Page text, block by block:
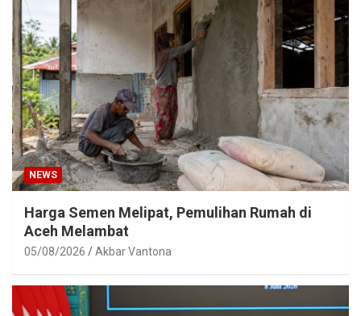
NEWS
Harga Semen Melipat, Pemulihan Rumah di
Aceh Melambat
05/08/2026 Akbar Vantona